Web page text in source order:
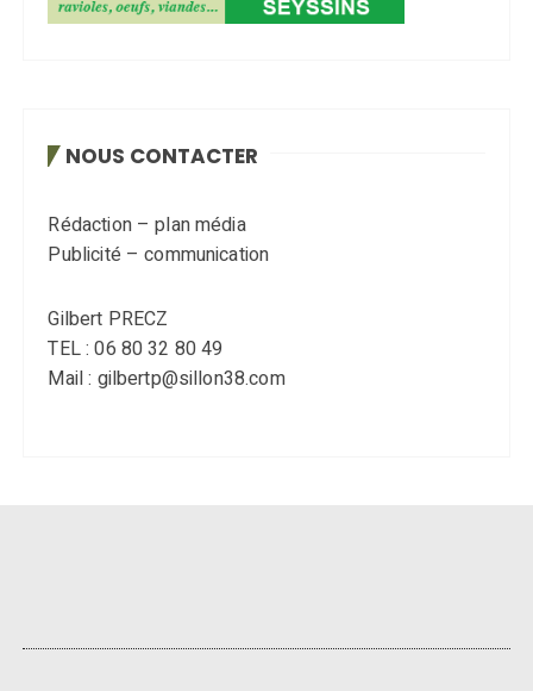
NOUS CONTACTER
Rédaction – plan média
Publicité – communication
Gilbert PRECZ
TEL : 06 80 32 80 49
Mail : gilbertp@sillon38.com